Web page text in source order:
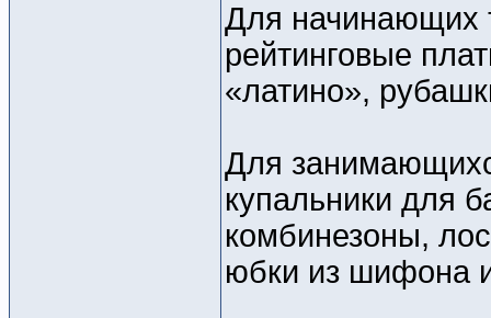
Для начинающих
рейтинговые
«латино»,
Для
купальники для
комбинезоны,
юбки из шифона